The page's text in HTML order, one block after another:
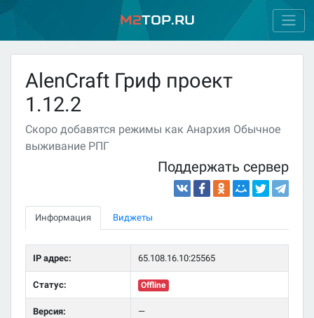
M2Top.ru
AlenCraft Гриф проект
1.12.2
Скоро добавятся режимы как Анархия Обычное
выживание РПГ
Поддержать сервер
Информация Виджеты
IP адрес: 65.108.16.10:25565
Статус: Offline
Версия: —